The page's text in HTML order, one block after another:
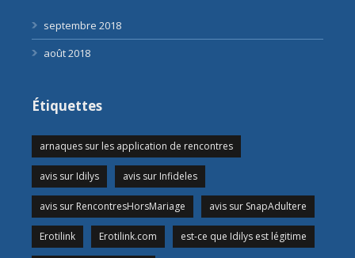
septembre 2018
août 2018
Étiquettes
arnaques sur les application de rencontres
avis sur Idilys avis sur Infideles
avis sur RencontresHorsMariage avis sur SnapAdultere
Erotilink Erotilink.com est-ce que Idilys est légitime